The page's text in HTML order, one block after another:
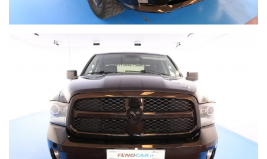
DODGE RAM 1500 ST QUAD CAB 4X4 5.7 HEMI V8
Colore esterno:
: Misto pelle / alcantara neri
Prima immatricolazione:01/2013
154452 km
Dotazione principale:
Cambio automatico 6 rapporti, interni in misto pelle, scarico
sportivo FLOWMASTER, gancio traino omologato, sensore luci,
climatizzatore, specchi elettrici, volante multifunzione, cruise
control, trazione integrale inseribile, bluetooth vivavoce,
lettore CD, USB.